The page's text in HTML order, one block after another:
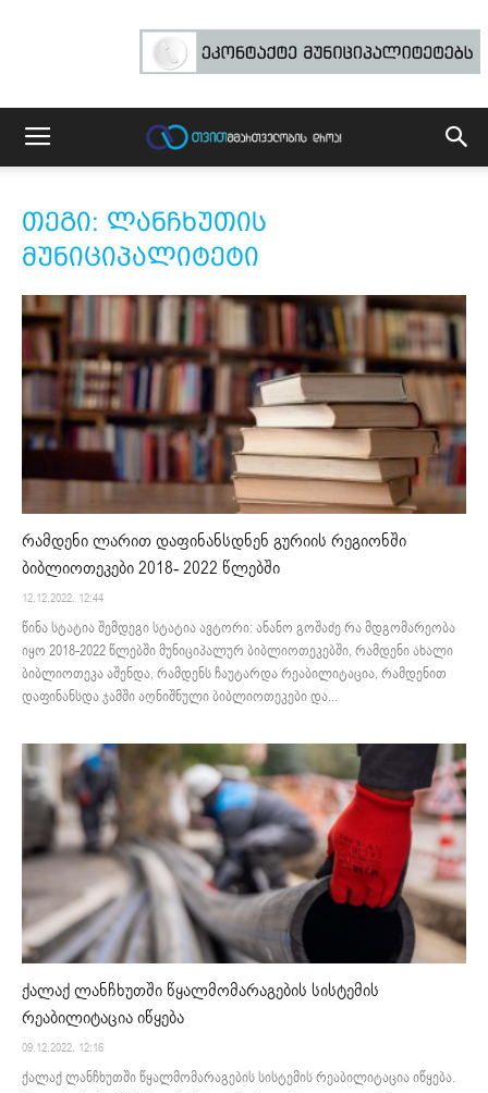
თეგი: ლანჩხუთის
მუნიციპალიტეტი
რამდენი ლარით დაფინანსდნენ გურიის რეგიონში
ბიბლიოთეკები 2018- 2022 წლებში
12.12.2022. 12:44
წინა სტატია შემდეგი სტატია ავტორი: ანანო გოშაძე რა მდგომარეობა
იყო 2018-2022 წლებში მუნიციპალურ ბიბლიოთეკებში, რამდენი ახალი
ბიბლიოთეკა აშენდა, რამდენს ჩაუტარდა რეაბილიტაცია, რამდენით
დაფინანსდა ჯამში აღნიშნული ბიბლიოთეკები და...
ქალაქ ლანჩხუთში წყალმომარაგების სისტემის
რეაბილიტაცია იწყება
09.12.2022. 12:16
ქალაქ ლანჩხუთში წყალმომარაგების სისტემის რეაბილიტაცია იწყება.